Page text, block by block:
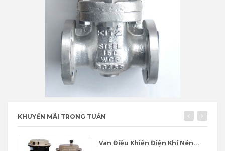
KHUYẾN MÃI TRONG TUẦN
Van Điều Khiển Điện Khí Nén...